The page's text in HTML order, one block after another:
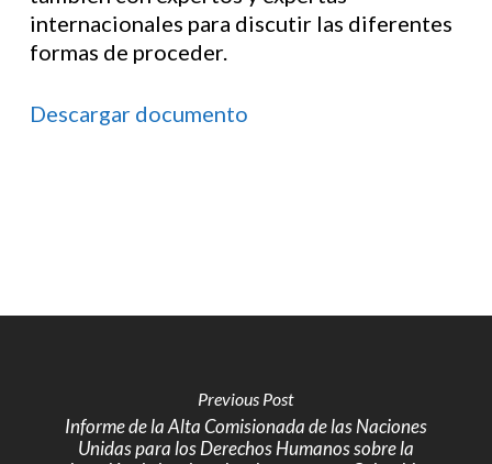
internacionales para discutir las diferentes
formas de proceder.
Descargar documento
Previous Post
Informe de la Alta Comisionada de las Naciones
Unidas para los Derechos Humanos sobre la